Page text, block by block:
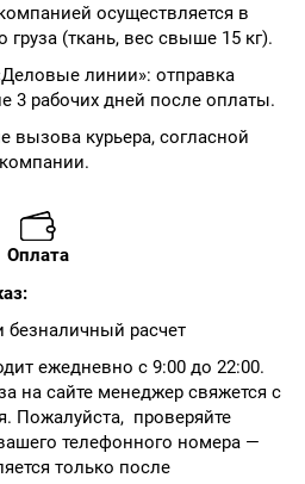
осуществляется в
груза (ткань, вес свыше 15 кг).
линии»: отправка
3 рабочих дней после оплаты.
вызова курьера, согласной
Оплата
расчет
ежедневно с 9:00 до 22:00.
на сайте менеджер свяжется с
Пожалуйста, проверяйте
телефонного номера —
только после